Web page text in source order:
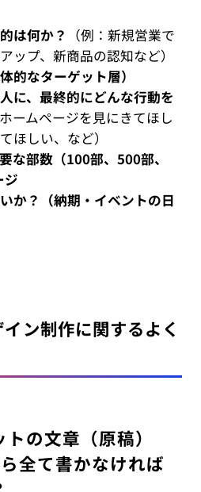
は何か？
（例：新規営業で
ップ、新商品の認知など）
的なターゲット層）
に、最終的にどんな行動を
ホームページを見にきてほし
ほしい、など）
な部数（100部、500部、
ジ
か？（納期・イベントの日
ン制作に関するよく
の文章（原稿）
全て書かなければ